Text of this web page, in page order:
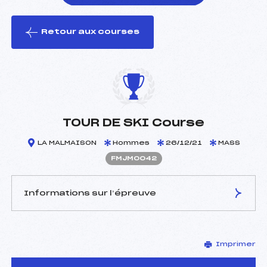
le ski
Retour aux courses
TOUR DE SKI Course
LA MALMAISON Hommes 26/12/21 MASS
FMJM0042
Informations sur l’épreuve
VAUCHERET DOMINIQUE
(MJ)
Imprimer